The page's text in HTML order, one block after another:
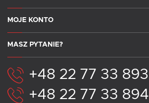
MOJE KONTO
MASZ PYTANIE?
+48 22 77 33 893
+48 22 77 33 894